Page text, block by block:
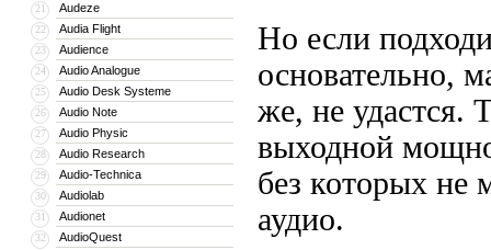
21 Audeze
22 Audia Flight
23 Audience
24 Audio Analogue
25 Audio Desk Systeme
26 Audio Note
27 Audio Physic
28 Audio Research
29 Audio-Technica
30 Audiolab
31 Audionet
32 AudioQuest
Но если
основательно,
же, не удастся.
выходной
без которых не
аудио.